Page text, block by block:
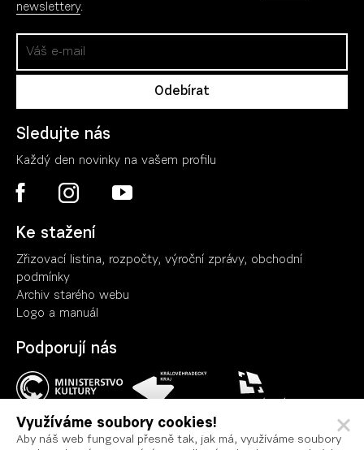
newslettery.
Sledujte nás
Každý den novinky na vašem profilu
Ke stažení
Zřizovací listina, rozpočty, výroční zprávy, obchodní
podmínky
Archiv starého webu
Logo a manuál
Podporují nás
Využíváme soubory cookies!
Aby náš web fungoval přesně tak, jak má, využíváme soubory